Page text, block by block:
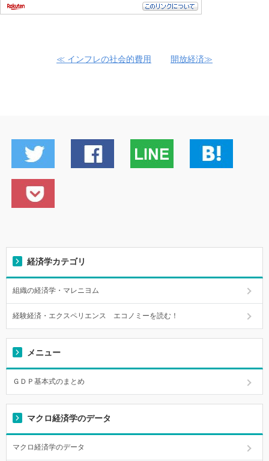
≪ インフレの社会的費用 開放経済≫
経済学カテゴリ
組織の経済学・マレニヨム
経験経済・エクスペリエンス エコノミーを読む！
メニュー
ＧＤＰ基本式のまとめ
マクロ経済学のデータ
マクロ経済学のデータ